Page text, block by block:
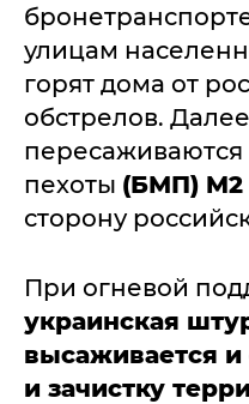
улицам
горят дома от
обстрелов.
пехоты (БМП) M2
сторону
При огневой
украинская
высаживается
и зачистку